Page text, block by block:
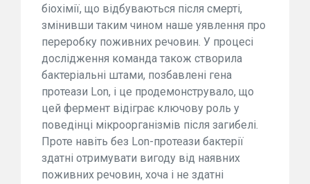
біохімії, що відбуваються після смерті,
змінивши таким чином наше уявлення про
переробку поживних речовин. У процесі
дослідження команда також створила
бактеріальні штами, позбавлені гена
протеази Lon, і це продемонструвало, що
цей фермент відіграє ключову роль у
поведінці мікроорганізмів після загибелі.
Проте навіть без Lon-протеази бактерії
здатні отримувати вигоду від наявних
поживних речовин, хоча і не здатні